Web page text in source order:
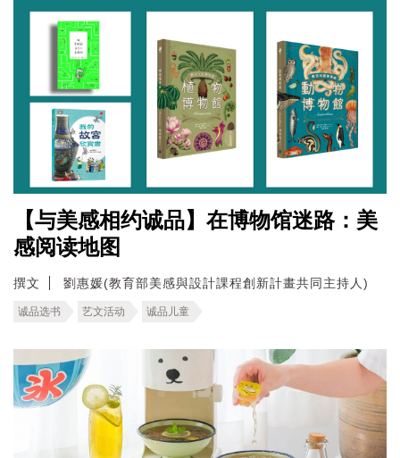
【与美感相约诚品】在博物馆迷路：美
感阅读地图
撰文 劉惠媛(教育部美感與設計課程創新計畫共同主持人)
诚品选书 艺文活动 诚品儿童